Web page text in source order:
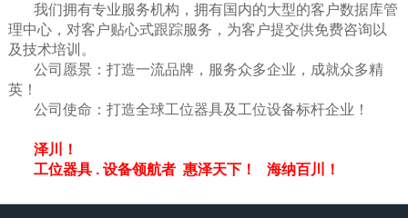
我们拥有专业服务机构，拥有国内的大型的客户数据库管
理中心，对客户贴心式跟踪服务，为客户提交供免费咨询以
及技术培训。
公司愿景：打造一流品牌，服务众多企业，成就众多精
英！
公司使命：打造全球工位器具及工位设备标杆企业！
泽川！
工位器具 . 设备领航者 惠泽天下！ 海纳百川！